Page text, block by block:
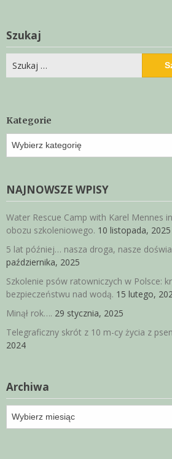
Szukaj
Szukaj:
Kategorie
Kategorie
NAJNOWSZE WPISY
Water Rescue Camp with Karel Mennes
obozu szkoleniowego. 10 listopada, 2025
5 lat później… nasza droga, nasze
października, 2025
Szkolenie psów ratowniczych w Polsce:
bezpieczeństwu nad wodą. 15 lutego,
Minął rok…. 29 stycznia, 2025
Telegraficzny skrót z 10 m-cy życia z
2024
Archiwa
Archiwa